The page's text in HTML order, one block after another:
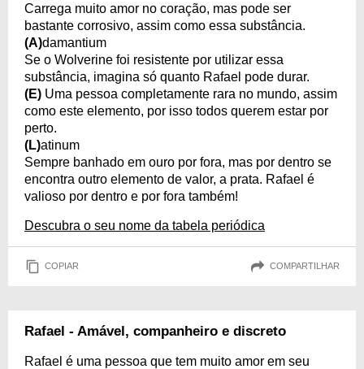
Carrega muito amor no coração, mas pode ser
bastante corrosivo, assim como essa substância.
(A)damantium
Se o Wolverine foi resistente por utilizar essa
substância, imagina só quanto Rafael pode durar.
(E) Uma pessoa completamente rara no mundo, assim
como este elemento, por isso todos querem estar por
perto.
(L)atinum
Sempre banhado em ouro por fora, mas por dentro se
encontra outro elemento de valor, a prata. Rafael é
valioso por dentro e por fora também!
Descubra o seu nome da tabela periódica
COPIAR COMPARTILHAR
Rafael - Amável, companheiro e discreto
Rafael é uma pessoa que tem muito amor em seu